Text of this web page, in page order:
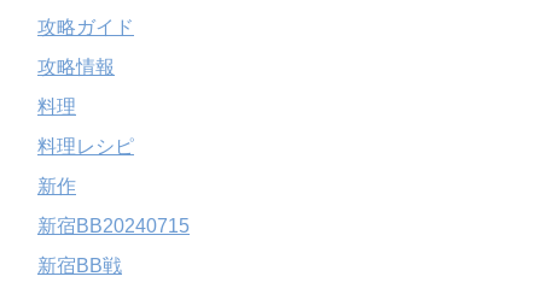
攻略ガイド
攻略情報
料理
料理レシピ
新作
新宿BB20240715
新宿BB戦